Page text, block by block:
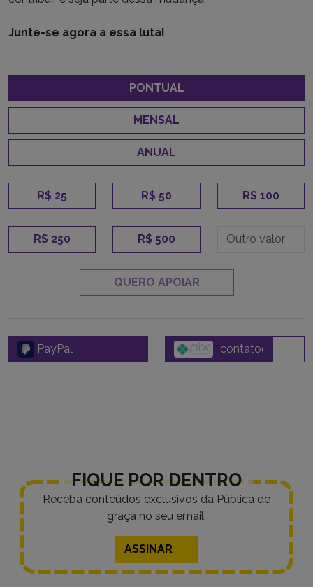
Junte-se agora a essa luta!
PONTUAL
MENSAL
ANUAL
R$ 25 R$ 50 R$ 100
R$ 250 R$ 500
QUERO APOIAR
PayPal
FIQUE POR DENTRO
Receba conteúdos exclusivos da Pública de
graça no seu email.
ASSINAR